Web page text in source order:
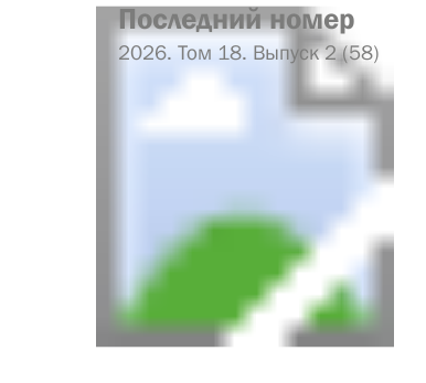
Последний номер
2026. Том 18. Выпуск 2 (58)